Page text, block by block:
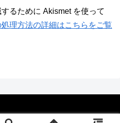
るために Akismet を使って
理方法の詳細はこちらをご覧